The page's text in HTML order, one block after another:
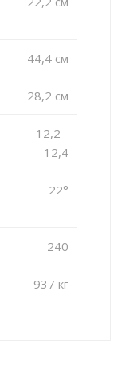
44,4 cм
28,2 cм
12,2 -
12,4
22°
240
937 кг